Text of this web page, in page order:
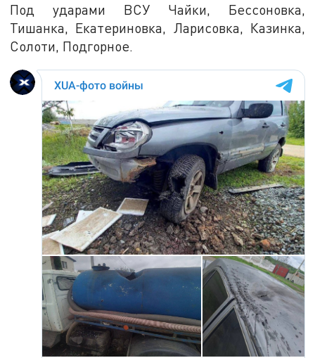
Под ударами ВСУ Чайки, Бессоновка,
Тишанка, Екатериновка, Ларисовка, Казинка,
Солоти, Подгорное.